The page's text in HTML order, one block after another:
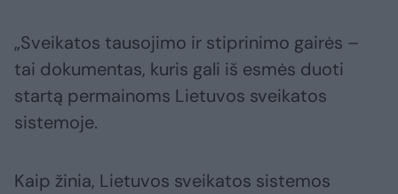
„Sveikatos tausojimo ir stiprinimo gairės –
tai dokumentas, kuris gali iš esmės duoti
startą permainoms Lietuvos sveikatos
sistemoje.
Kaip žinia, Lietuvos sveikatos sistemos